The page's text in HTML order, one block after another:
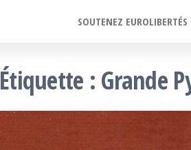
SOUTENEZ EUROLIBERTÉS
Étiquette : Grande